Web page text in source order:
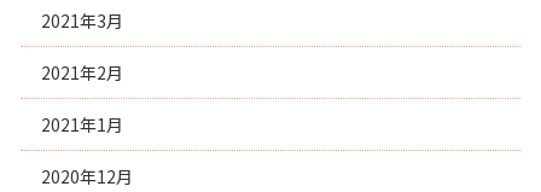
2021年3月
2021年2月
2021年1月
2020年12月